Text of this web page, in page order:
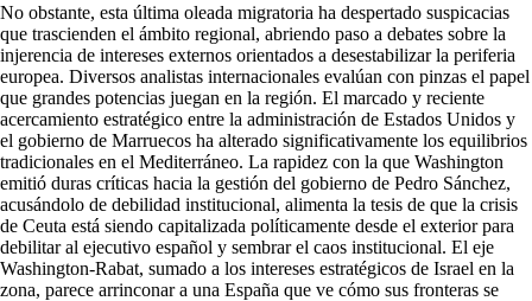
No obstante, esta última oleada migratoria ha despertado suspicacias
que trascienden el ámbito regional, abriendo paso a debates sobre la
injerencia de intereses externos orientados a desestabilizar la periferia
europea. Diversos analistas internacionales evalúan con pinzas el papel
que grandes potencias juegan en la región. El marcado y reciente
acercamiento estratégico entre la administración de Estados Unidos y
el gobierno de Marruecos ha alterado significativamente los equilibrios
tradicionales en el Mediterráneo. La rapidez con la que Washington
emitió duras críticas hacia la gestión del gobierno de Pedro Sánchez,
acusándolo de debilidad institucional, alimenta la tesis de que la crisis
de Ceuta está siendo capitalizada políticamente desde el exterior para
debilitar al ejecutivo español y sembrar el caos institucional. El eje
Washington-Rabat, sumado a los intereses estratégicos de Israel en la
zona, parece arrinconar a una España que ve cómo sus fronteras se